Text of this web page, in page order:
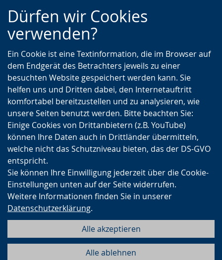
Zur
Hauptnavigation
Zur
Seitennavigation
Zum
Inhalt
Dürfen wir Cookies
verwenden?
Ein Cookie ist eine Textinformation, die im Browser auf
dem Endgerät des Betrachters jeweils zu einer
besuchten Website gespeichert werden kann. Sie
helfen uns und Dritten dabei, den Internetauftritt
komfortabel bereitzustellen und zu analysieren, wie
unsere Seiten benutzt werden. Bitte beachten Sie:
Einige Cookies von Drittanbietern (z.B. YouTube)
können Ihre Daten auch in Drittländer übermitteln,
welche nicht das Schutzniveau bieten, das der DS-GVO
entspricht.
Sie können Ihre Einwilligung jederzeit über die Cookie-
Einstellungen unten auf der Seite widerrufen.
Weitere Informationen finden Sie in unserer
Datenschutzerklärung.
Alle akzeptieren
Alle ablehnen